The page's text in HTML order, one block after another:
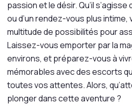
passion et le désir. Qu’il
ou d’un rendez-vous plus
multitude de possibilités pour
Laissez-vous emporter par la
environs, et préparez-vous à
mémorables avec des escorts
toutes vos attentes. Alors,
plonger dans cette aventure ?